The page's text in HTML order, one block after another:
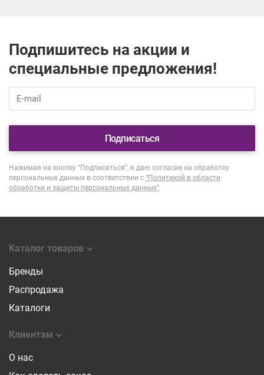
Подпишитесь на акции и
специальные предложения!
Подписаться
Нажимая на кнопку “Подписаться”, я даю согласие на обработку
персональных данных в соответствии с “Политикой в области
обработки и защиты персональных данных”
Каталог товаров
Бренды
Распродажа
Каталоги
Клиентам
О нас